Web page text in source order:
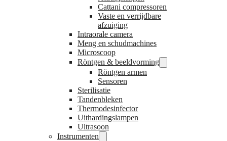
Cattani compressoren
Vaste en verrijdbare
afzuiging
Intraorale camera
Meng en schudmachines
Microscoop
Röntgen & beeldvorming
Röntgen armen
Sensoren
Sterilisatie
Tandenbleken
Thermodesinfector
Uithardingslampen
Ultrasoon
Instrumenten